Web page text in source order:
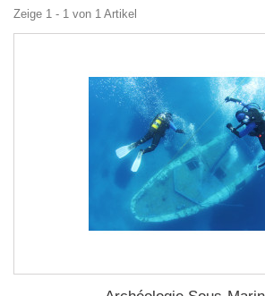
Zeige 1 - 1 von 1 Artikel